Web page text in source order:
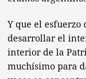
Y que el esfuerzo
desarrollar el
interior de la
muchísimo para